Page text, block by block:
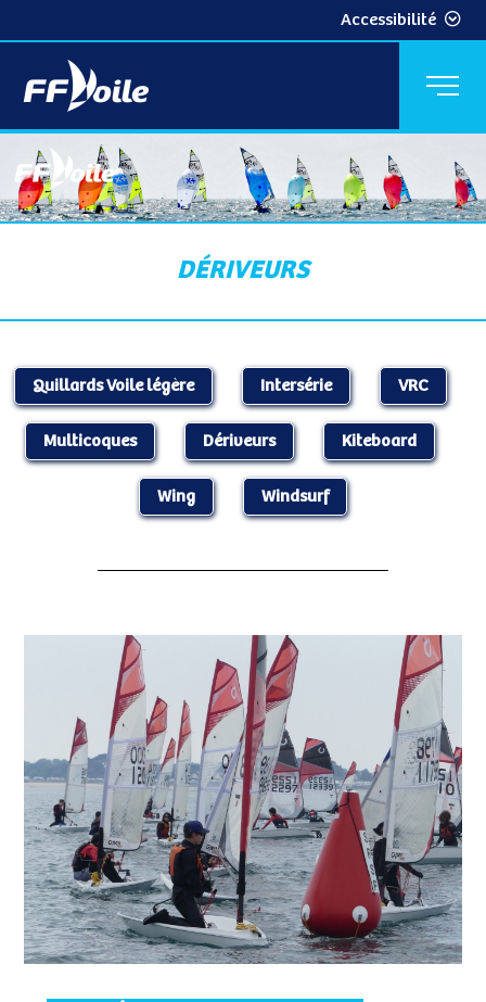
Accessibilité
DÉRIVEURS
Quillards Voile légère Intersérie VRC
Multicoques Dériveurs Kiteboard
Wing Windsurf